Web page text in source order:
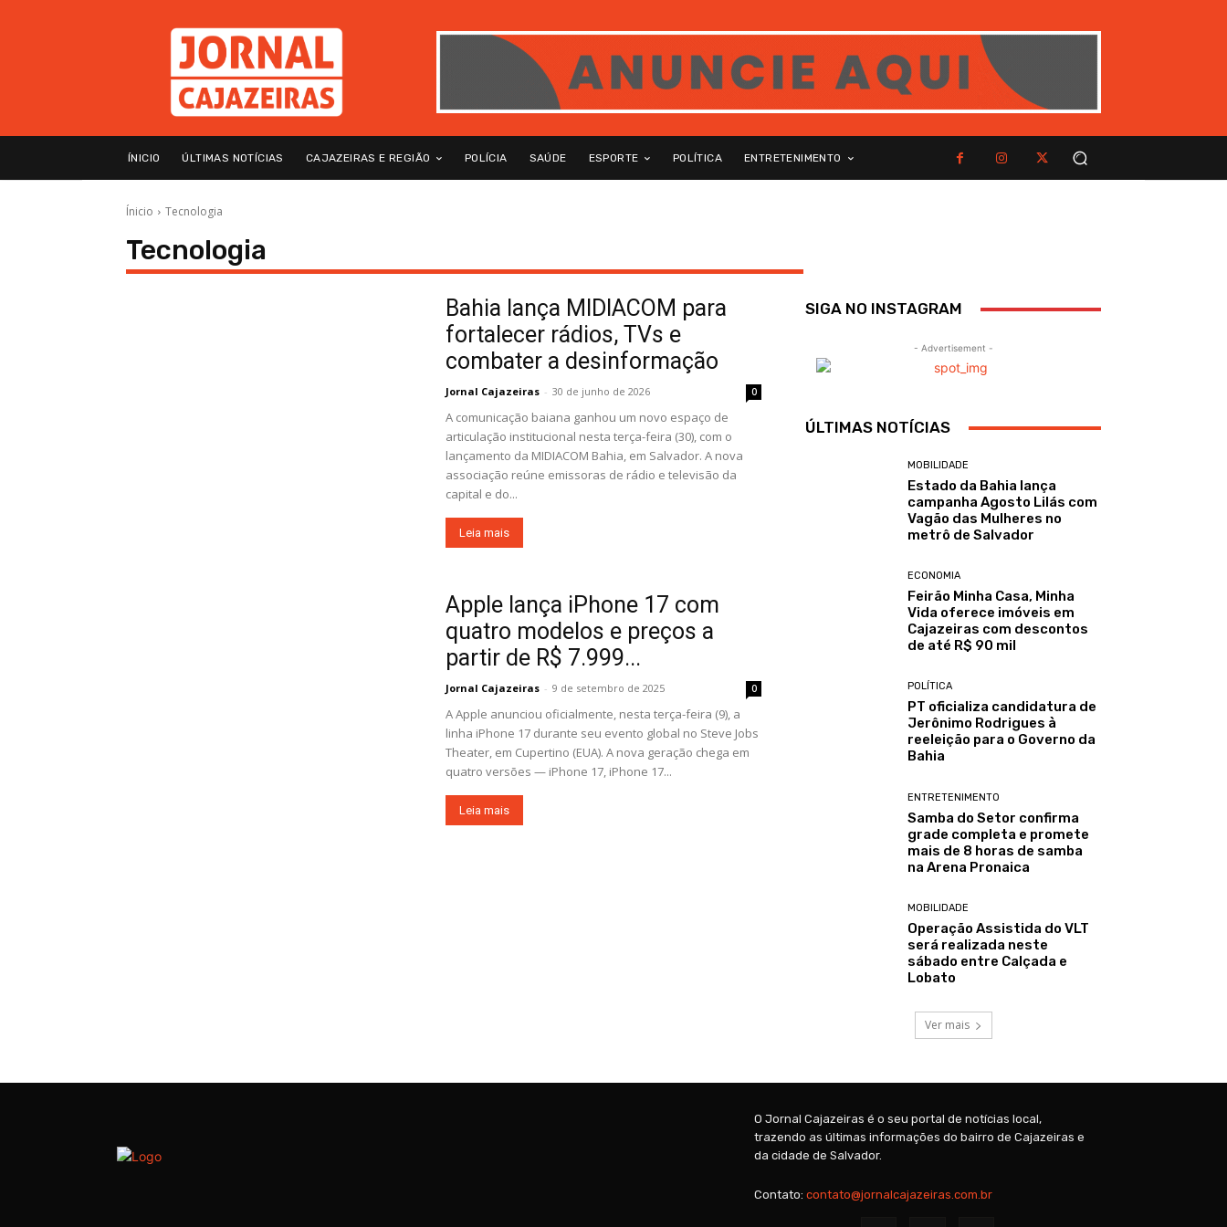
ÍNICIO ÚLTIMAS NOTÍCIAS CAJAZEIRAS E REGIÃO POLÍCIA SAÚDE ESPORTE POLÍTICA ENTRETENIMENTO
Ínicio Tecnologia
Tecnologia
Bahia lança MIDIACOM para
fortalecer rádios, TVs e
combater a desinformação
Jornal Cajazeiras - 30 de junho de 2026 0
A comunicação baiana ganhou um novo espaço de
articulação institucional nesta terça-feira (30), com o
lançamento da MIDIACOM Bahia, em Salvador. A nova
associação reúne emissoras de rádio e televisão da
capital e do...
Leia mais
Apple lança iPhone 17 com
quatro modelos e preços a
partir de R$ 7.999...
Jornal Cajazeiras - 9 de setembro de 2025 0
A Apple anunciou oficialmente, nesta terça-feira (9), a
linha iPhone 17 durante seu evento global no Steve Jobs
Theater, em Cupertino (EUA). A nova geração chega em
quatro versões — iPhone 17, iPhone 17...
Leia mais
SIGA NO INSTAGRAM
- Advertisement -
ÚLTIMAS NOTÍCIAS
MOBILIDADE
Estado da Bahia lança
campanha Agosto Lilás com
Vagão das Mulheres no
metrô de Salvador
ECONOMIA
Feirão Minha Casa, Minha
Vida oferece imóveis em
Cajazeiras com descontos
de até R$ 90 mil
POLÍTICA
PT oficializa candidatura de
Jerônimo Rodrigues à
reeleição para o Governo da
Bahia
ENTRETENIMENTO
Samba do Setor confirma
grade completa e promete
mais de 8 horas de samba
na Arena Pronaica
MOBILIDADE
Operação Assistida do VLT
será realizada neste
sábado entre Calçada e
Lobato
Ver mais
O Jornal Cajazeiras é o seu portal de notícias local,
trazendo as últimas informações do bairro de Cajazeiras e
da cidade de Salvador.
Contato: contato@jornalcajazeiras.com.br